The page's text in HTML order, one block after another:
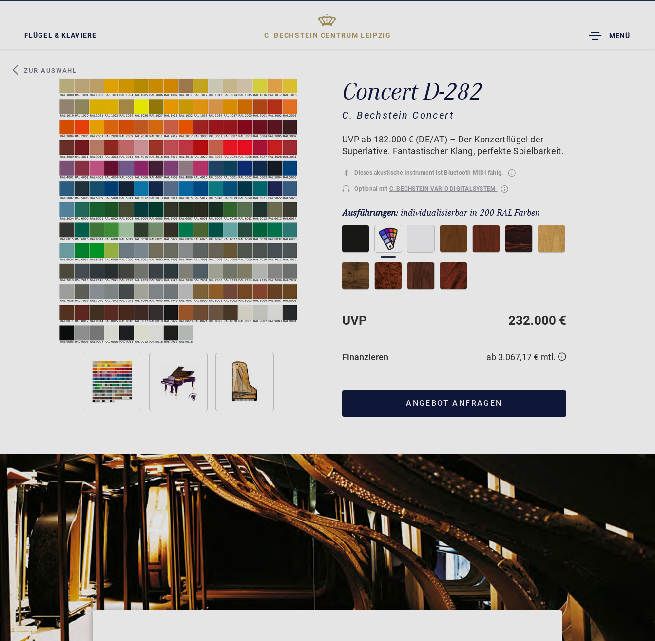
FLÜGEL & KLAVIERE C. BECHSTEIN CENTRUM LEIPZIG
TOGGLE
DROPDOWN
MENÜ
ZUR AUSWAHL
Concert D-282
C. Bechstein Concert
UVP ab 182.000 € (DE/AT) – Der Konzertflügel der
Superlative. Fantastischer Klang, perfekte Spielbarkeit.
Dieses akustische Instrument ist Bluetooth MIDI fähig.
Optional mit C. BECHSTEIN VARIO DIGITALSYSTEM
Ausführungen: individualisierbar in 200 RAL-Farben
UVP 232.000 €
Finanzieren ab 3.067,17 € mtl.
ANGEBOT ANFRAGEN